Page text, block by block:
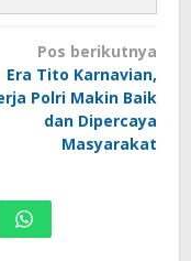
Pos berikutnya
Era Tito Karnavian,
Polri Makin Baik
dan Dipercaya
Masyarakat